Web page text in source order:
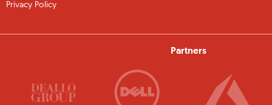
Privacy Policy
Partners